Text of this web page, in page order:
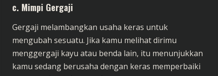
c. Mimpi Gergaji
Gergaji melambangkan usaha keras untuk
mengubah sesuatu. Jika kamu melihat dirimu
menggergaji kayu atau benda lain, itu menunjukkan
kamu sedang berusaha dengan keras memperbaiki